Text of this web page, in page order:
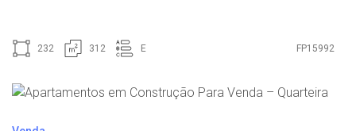
232 312 E FP15992